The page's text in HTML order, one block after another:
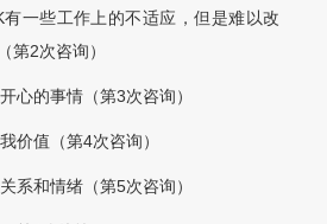
有一些工作上的不适应，但是难以改
第2次咨询）
心的事情（第3次咨询）
价值（第4次咨询）
系和情绪（第5次咨询）